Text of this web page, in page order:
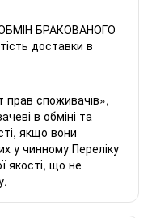
БРАКОВАНОГО
доставки в
прав споживачів»,
в обміні та
якщо вони
у чинному Переліку
якості, що не
.